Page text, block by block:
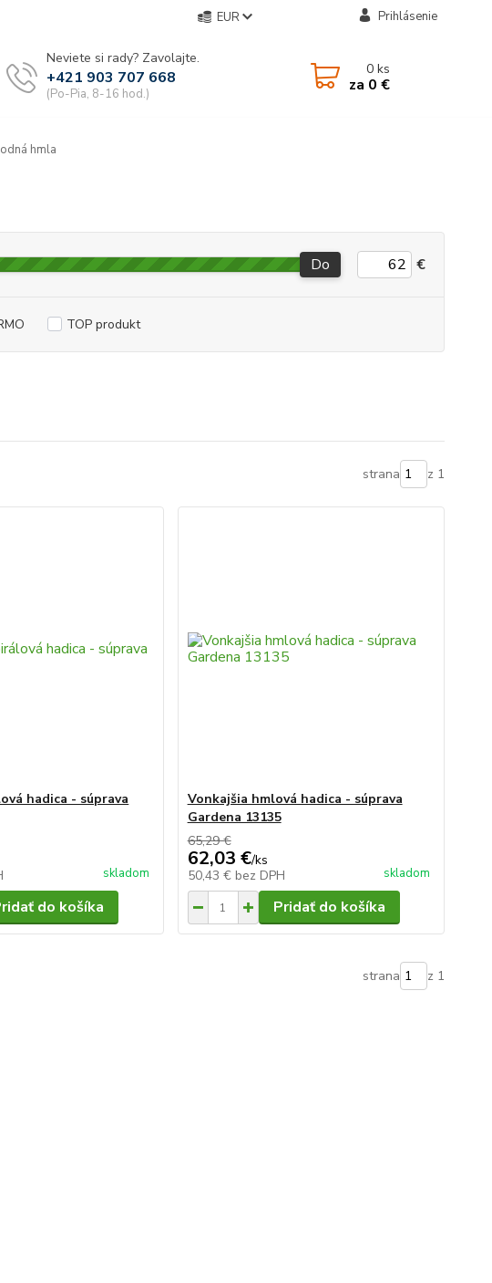
EUR Prihlásenie
Neviete si rady? Zavolajte.
+421 903 707 668
(Po-Pia, 8-16 hod.)
0ks
za 0 €
hmla
Do €
TOP produkt
strana z 1
hadica - súprava
skladom
do košíka
Vonkajšia hmlová hadica - súprava
Gardena 13135
65,29 €
62,03 €/ks
50,43 € bez DPH skladom
Pridať do košíka
strana z 1